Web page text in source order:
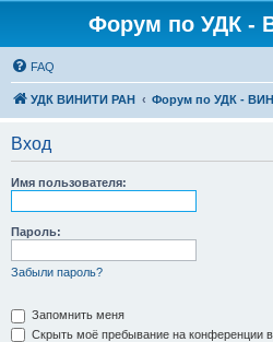
Форум по УДК -
FAQ
УДК ВИНИТИ РАН Форум по УДК -
Вход
Имя пользователя:
Пароль:
Забыли пароль?
Запомнить меня
Скрыть моё пребывание на конференции в